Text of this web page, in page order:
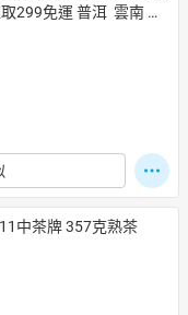
299免運 普洱  雲南 普
洱小茶陀
中茶牌 357克熟茶